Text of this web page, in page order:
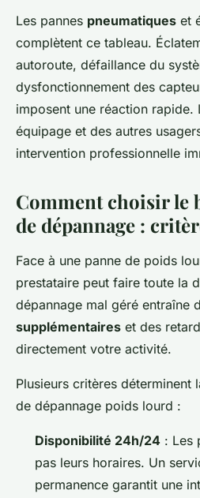
Les pannes pneumatiques et
complètent ce tableau.
autoroute, défaillance du
dysfonctionnement des
imposent une réaction rapide.
équipage et des autres
intervention professionnelle
Comment choisir le
de dépannage :
Face à une panne de poids
prestataire peut faire toute la
dépannage mal géré entraîne
supplémentaires et des
directement votre activité.
Plusieurs critères déterminent
de dépannage poids lourd :
Disponibilité 24h/24 : Les
pas leurs horaires. Un
permanence garantit une